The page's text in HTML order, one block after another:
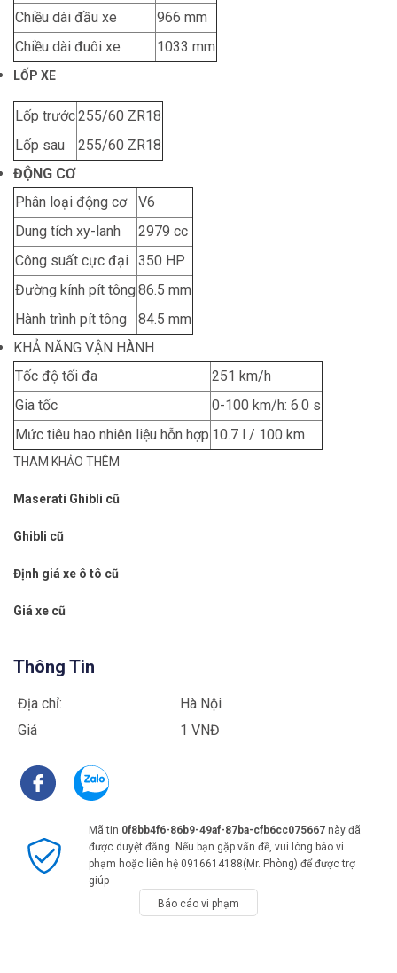
Chiều dài đầu xe
966 mm
Chiều dài đuôi xe
1033 mm
LỐP XE
Lốp trước255/60 ZR18
Lốp sau
255/60 ZR18
ĐỘNG CƠ
Phân loại động cơ
V6
Dung tích xy-lanh
2979 cc
Công suất cực đại 350 HP
Đường kính pít tông 86.5 mm
Hành trình pít tông
84.5 mm
KHẢ NĂNG VẬN HÀNH
Tốc độ tối đa
251 km/h
Gia tốc
0-100 km/h: 6.0 s
Mức tiêu hao nhiên liệu hỗn hợp 10.7 l / 100 km
THAM KHẢO THÊM
Maserati Ghibli cũ
Ghibli cũ
Định giá xe ô tô cũ
Giá xe cũ
Thông Tin
Địa chỉ:
Hà Nội
Giá
1 VNĐ
Mã tin 0f8bb4f6-86b9-49af-87ba-cfb6cc075667này đã
được duyệt đăng. Nếu bạn gặp vấn đề, vui lòng báo vi
phạm hoặc liên hệ 0916614188(Mr. Phòng) để được trợ
giúp
Báo cáo vi phạm